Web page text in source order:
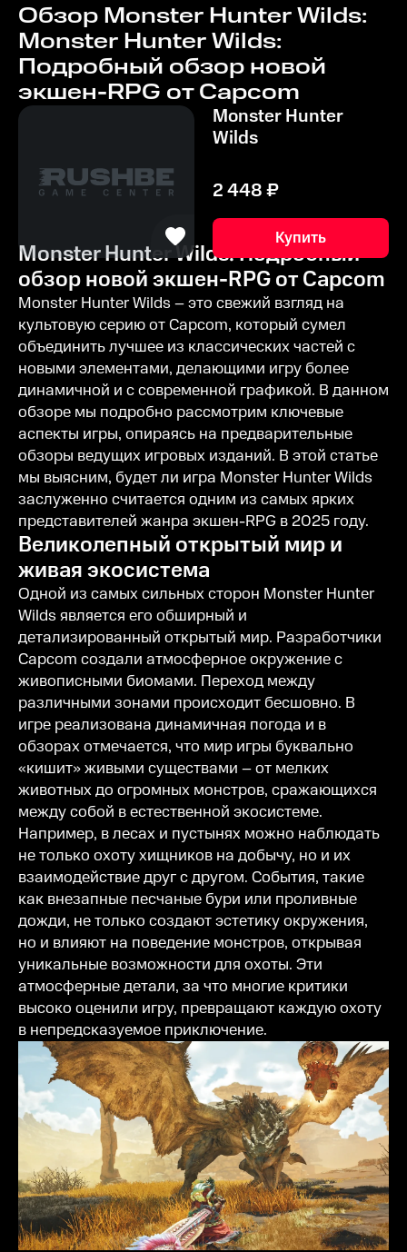
Обзор Monster Hunter Wilds:
Monster Hunter Wilds:
Подробный обзор новой
экшен-RPG от Capcom
Monster Hunter
Wilds
2 448₽
Купить
Monster Hunter Wilds: Подробный
обзор новой экшен-RPG от Capcom
Monster Hunter Wilds – это свежий взгляд на
культовую серию от Capcom, который сумел
объединить лучшее из классических частей с
новыми элементами, делающими игру более
динамичной и с современной графикой. В данном
обзоре мы подробно рассмотрим ключевые
аспекты игры, опираясь на предварительные
обзоры ведущих игровых изданий. В этой статье
мы выясним, будет ли игра Monster Hunter Wilds
заслуженно считается одним из самых ярких
представителей жанра экшен-RPG в 2025 году.
Великолепный открытый мир и
живая экосистема
Одной из самых сильных сторон Monster Hunter
Wilds является его обширный и
детализированный открытый мир. Разработчики
Capcom создали атмосферное окружение с
живописными биомами. Переход между
различными зонами происходит бесшовно. В
игре реализована динамичная погода и в
обзорах отмечается, что мир игры буквально
«кишит» живыми существами – от мелких
животных до огромных монстров, сражающихся
между собой в естественной экосистеме.
Например, в лесах и пустынях можно наблюдать
не только охоту хищников на добычу, но и их
взаимодействие друг с другом. События, такие
как внезапные песчаные бури или проливные
дожди, не только создают эстетику окружения,
но и влияют на поведение монстров, открывая
уникальные возможности для охоты. Эти
атмосферные детали, за что многие критики
высоко оценили игру, превращают каждую охоту
в непредсказуемое приключение.